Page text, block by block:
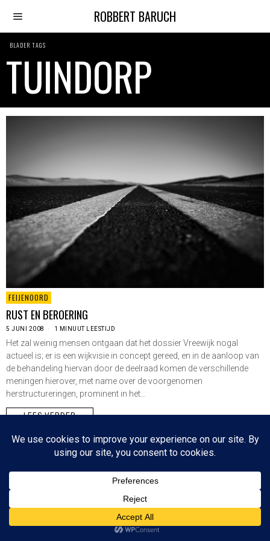
ROBBERT BARUCH
BLADER TAGS
TUINDORP
FEIJENOORD
RUST EN BEROERING
5 JUNI 2008 1 MINUUT LEESTIJD
Het zal weinig mensen ontgaan dat het dossier Vreewijk nogal
actueel is; er is een wijkvisie in concept gereed, en in de aanloop van
de behandeling hiervan door de deelraad komen de verschillende
meningen hierover, met name over de voorgenomen
herstructureringen, prominent in het…
LEES VERDER
Since 2003 © All Rights Reserved | Foto's Robbert Baruch tenzij anders vermeld
NIEUWSBRIEF CONTACT
BOVEN